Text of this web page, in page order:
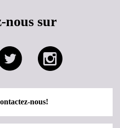
nous sur
nous!